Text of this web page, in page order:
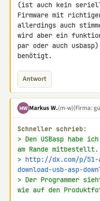
(ist auch kein
Firmware mit
allerdings auch
wird aber ein
par oder auch usbasp)
benötigt.
Antwort
MW Markus W.(m-w)(Firma:
Schneller schrieb:
> Den USBasp habe
am Rande mitbestellt.
> http://dx.com/p/51-
download-usb-asp-
> Der Programmer
wie auf den